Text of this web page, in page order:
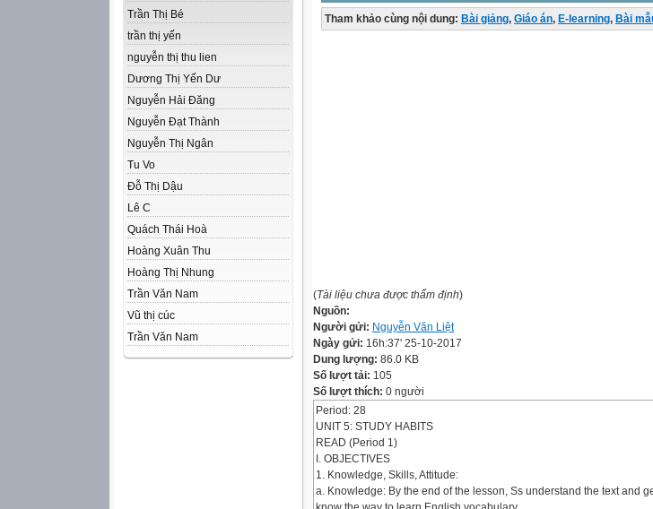
Trần Thị Bé
trần thị yến
nguyễn thị thu lien
Dương Thị Yến Dư
Nguyễn Hải Đăng
Nguyễn Đạt Thành
Nguyễn Thị Ngân
Tu Vo
Đỗ Thị Dậu
Lê C
Quách Thái Hoà
Hoàng Xuân Thu
Hoàng Thị Nhung
Trần Văn Nam
Vũ thị cúc
Trần Văn Nam
Tham khảo cùng nội dung: Bài giảng, Giáo án, E-learning, Bài
(Tài liệu chưa được thẩm định)
Nguồn:
Người gửi: Nguyễn Văn Liệt
Ngày gửi: 16h:37' 25-10-2017
Dung lượng: 86.0 KB
Số lượt tải: 105
Số lượt thích: 0 người
Period: 28
UNIT 5: STUDY HABITS
READ (Period 1)
I. OBJECTIVES
1. Knowledge, Skills, Attitude:
a. Knowledge: By the end of the lesson, Ss understand the text and